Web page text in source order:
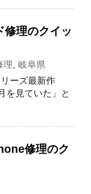
修理のクイッ
理, 岐阜県
ーズ最新作
を見ていた」と
修理のク